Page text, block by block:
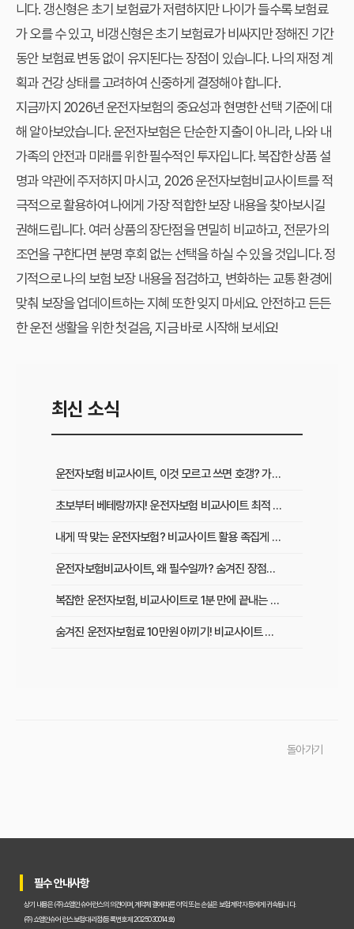
니다. 갱신형은 초기 보험료가 저렴하지만 나이가 들수록 보험료
가 오를 수 있고, 비갱신형은 초기 보험료가 비싸지만 정해진 기간
동안 보험료 변동 없이 유지된다는 장점이 있습니다. 나의 재정 계
획과 건강 상태를 고려하여 신중하게 결정해야 합니다.
지금까지 2026년 운전자보험의 중요성과 현명한 선택 기준에 대
해 알아보았습니다. 운전자보험은 단순한 지출이 아니라, 나와 내
가족의 안전과 미래를 위한 필수적인 투자입니다. 복잡한 상품 설
명과 약관에 주저하지 마시고, 2026 운전자보험비교사이트를 적
극적으로 활용하여 나에게 가장 적합한 보장 내용을 찾아보시길
권해드립니다. 여러 상품의 장단점을 면밀히 비교하고, 전문가의
조언을 구한다면 분명 후회 없는 선택을 하실 수 있을 것입니다. 정
기적으로 나의 보험 보장 내용을 점검하고, 변화하는 교통 환경에
맞춰 보장을 업데이트하는 지혜 또한 잊지 마세요. 안전하고 든든
한 운전 생활을 위한 첫걸음, 지금 바로 시작해 보세요!
최신 소식
운전자보험 비교사이트, 이것 모르고 쓰면 호갱? 가입 전 필수 확인사항
초보부터 베테랑까지! 운전자보험 비교사이트 최적 활용법과 맞춤 플랜
내게 딱 맞는 운전자보험? 비교사이트 활용 족집게 가이드 & 성공 후기
운전자보험비교사이트, 왜 필수일까? 숨겨진 장점과 현명하게 활용하는 비법
복잡한 운전자보험, 비교사이트로 1분 만에 끝내는 최적 보험료 찾기
숨겨진 운전자보험료 10만원 아끼기! 비교사이트 활용법 이것부터 확인
돌아가기
필수 안내사항
상기 내용은 (주)쇼엠인슈어런스의 의견이며, 계약체결에 따른 이익 또는 손실은 보험계약자 등에게 귀속됩니다.
(주)쇼엠인슈어런스 보험대리점(등록번호 제2025030014호)